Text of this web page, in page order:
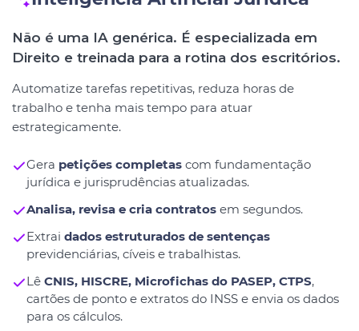
Não é uma IA genérica. É especializada em
Direito e treinada para a rotina dos escritórios.
Automatize tarefas repetitivas, reduza horas de
trabalho e tenha mais tempo para atuar
estrategicamente.
Gera petições completascom fundamentação
jurídica e jurisprudências atualizadas.
Analisa, revisa e cria contratosem segundos.
Extrai dados estruturados de sentenças
previdenciárias, cíveis e trabalhistas.
Lê CNIS, HISCRE, Microfichas do PASEP, CTPS,
cartões de ponto e extratos do INSS e envia os dados
para os cálculos.